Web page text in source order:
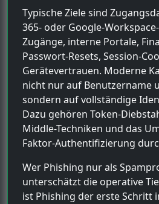
Typische Ziele sind
365- oder Google-
Zugänge, interne Portale,
Passwort-Resets, Session-
Gerätevertrauen. Moderne
nicht nur auf Benutzername
sondern auf vollständige
Dazu gehören Token-
Middle-Techniken und das
Faktor-Authentifizierung
Wer Phishing nur als
unterschätzt die operative
ist Phishing der erste Schritt